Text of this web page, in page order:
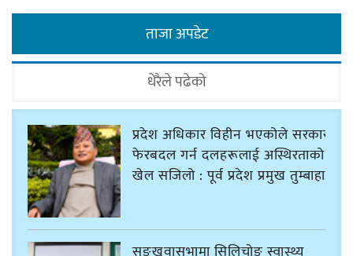
ताजा अपडेट
धेरैले पढेको
प्रदेश अधिकार विहीन भएकोले सरकार
फेरबदल गर्न दलहरूलाई अस्थिरताको
खेल सजिलो : पूर्व प्रदेश प्रमुख तुम्बाहाङ